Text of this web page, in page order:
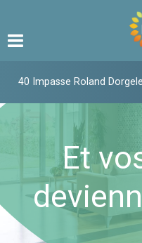
40 Impasse Roland
Et